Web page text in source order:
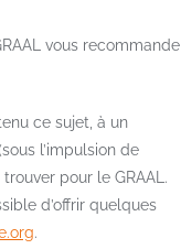
vous recommande
ce sujet, à un
l’impulsion de
pour le GRAAL.
d’offrir quelques
.